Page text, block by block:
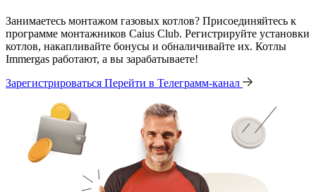
Занимаетесь монтажом газовых котлов? Присоединяйтесь к
программе монтажников Caius Club. Регистрируйте установки
котлов, накапливайте бонусы и обналичивайте их. Котлы
Immergas работают, а вы зарабатываете!
Зарегистрироваться Перейти в Телеграмм-канал